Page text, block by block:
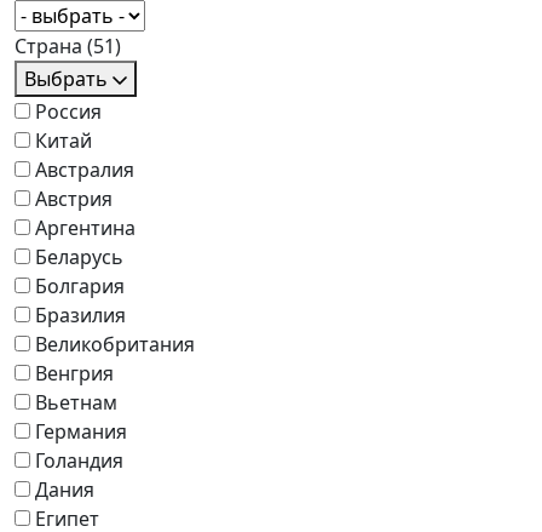
Страна (51)
Выбрать
Россия
Китай
Австралия
Австрия
Аргентина
Беларусь
Болгария
Бразилия
Великобритания
Венгрия
Вьетнам
Германия
Голандия
Дания
Египет